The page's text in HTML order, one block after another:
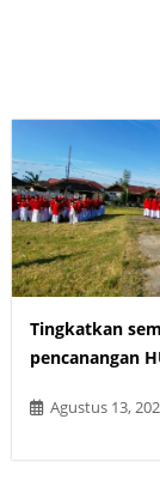
Tingkatkan
pencanangan
Agustus 13,